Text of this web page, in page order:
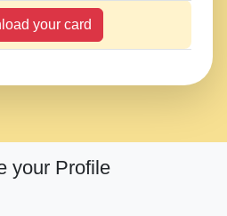
your card
your Profile